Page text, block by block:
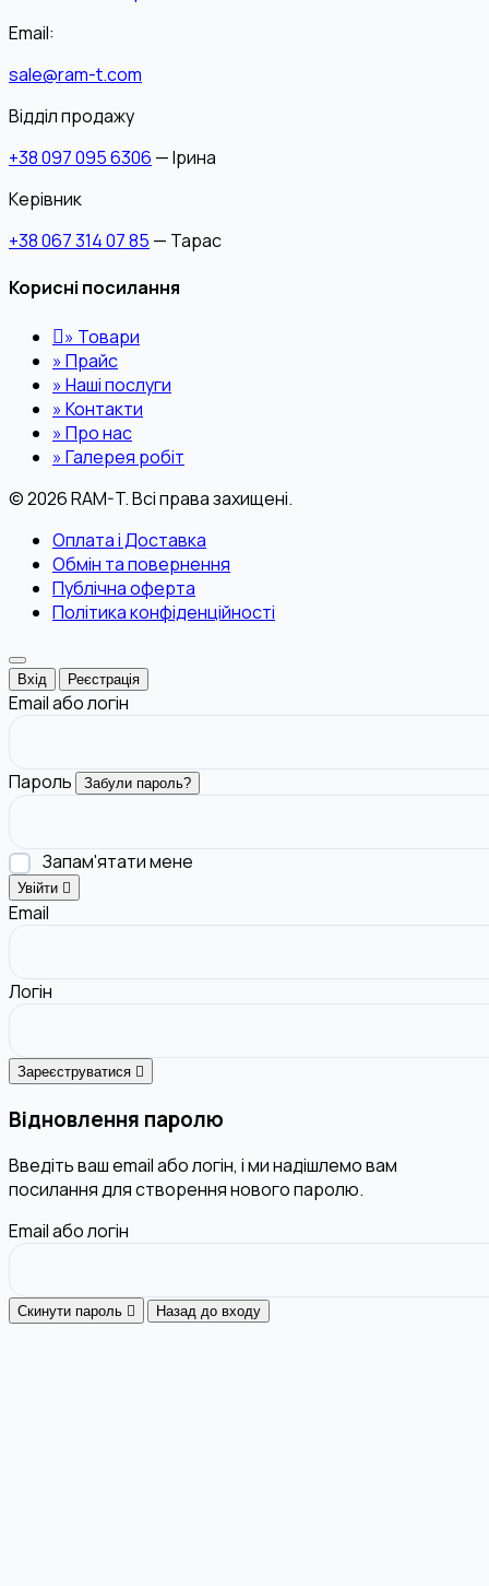
Email:
sale@ram-t.com
Відділ продажу
+38 097 095 6306 — Ірина
Керівник
+38 067 314 07 85 — Тарас
Корисні посилання
» Товари
»Прайс
»Наші послуги
»Контакти
»Про нас
»Галерея робіт
© 2026 RAM-T. Всі права захищені.
Оплата і Доставка
Обмін та повернення
Публічна оферта
Політика конфіденційності
Вхід Реєстрація
Email або логін
Пароль Забули пароль?
Запам'ятати мене
Увійти
Email
Логін
Зареєструватися
Відновлення паролю
Введіть ваш email або логін, і ми надішлемо вам
посилання для створення нового паролю.
Email або логін
Скинути пароль Назад до входу